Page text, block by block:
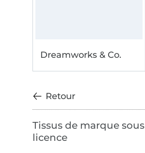
Dreamworks & Co.
Retour
Tissus de marque sous
licence